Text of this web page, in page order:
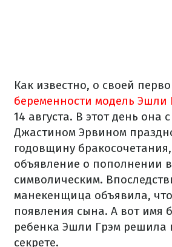
Как известно, о своей
беременности модель Эшли
14 августа. В этот день она
Джастином Эрвином
годовщину
объявление о пополнении
символическим.
манекенщица объявила,
появления сына. А вот имя
ребенка Эшли Грэм решила
секрете.